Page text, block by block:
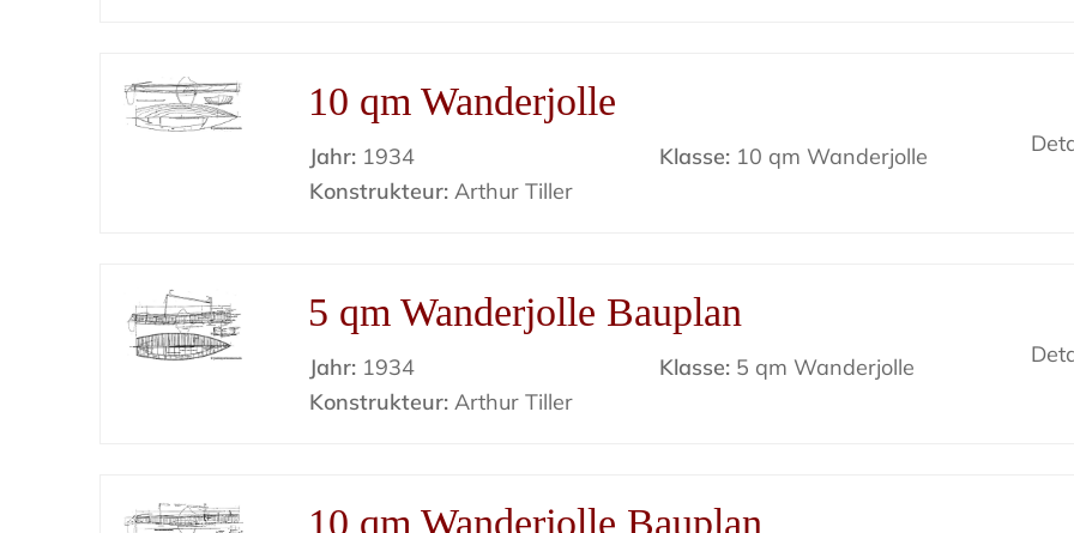
10 qm Wanderjolle
Jahr: 1934 Klasse:10 qm Wanderjolle
Konstrukteur: Arthur Tiller
5 qm Wanderjolle Bauplan
Jahr: 1934 Klasse:5 qm Wanderjolle
Konstrukteur: Arthur Tiller
10 qm Wanderjolle Bauplan